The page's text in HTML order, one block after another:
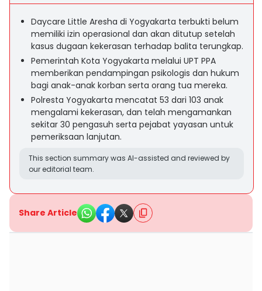
Daycare Little Aresha di Yogyakarta terbukti belum
memiliki izin operasional dan akan ditutup setelah
kasus dugaan kekerasan terhadap balita terungkap.
Pemerintah Kota Yogyakarta melalui UPT PPA
memberikan pendampingan psikologis dan hukum
bagi anak-anak korban serta orang tua mereka.
Polresta Yogyakarta mencatat 53 dari 103 anak
mengalami kekerasan, dan telah mengamankan
sekitar 30 pengasuh serta pejabat yayasan untuk
pemeriksaan lanjutan.
This section summary was AI-assisted and reviewed by
our editorial team.
Share Article